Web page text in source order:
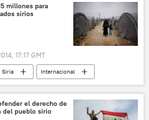
millones para
sirios
17:17 GMT
Siria
Internacional
el derecho de
del pueblo sirio